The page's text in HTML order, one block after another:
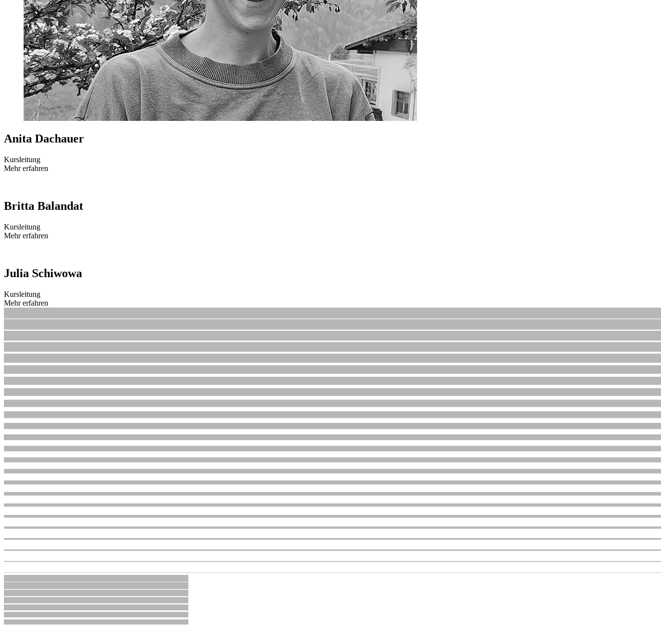
Anita Dachauer
Kursleitung
Mehr erfahren
Britta Balandat
Kursleitung
Mehr erfahren
Julia Schiwowa
Kursleitung
Mehr erfahren